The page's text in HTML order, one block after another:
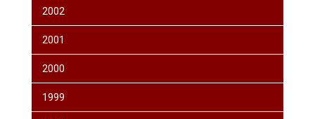
2002
2001
2000
1999